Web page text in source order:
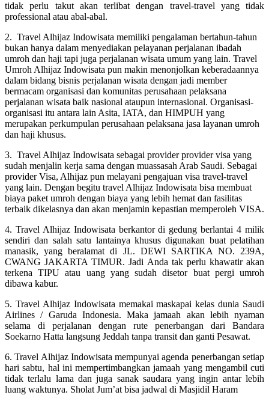
tidak perlu takut akan terlibat dengan travel-travel yang tidak
professional atau abal-abal.
2. Travel Alhijaz Indowisata memiliki pengalaman bertahun-tahun
bukan hanya dalam menyediakan pelayanan perjalanan ibadah
umroh dan haji tapi juga perjalanan wisata umum yang lain. Travel
Umroh Alhijaz Indowisata pun makin menonjolkan keberadaannya
dalam bidang bisnis perjalanan wisata dengan jadi member
bermacam organisasi dan komunitas perusahaan pelaksana
perjalanan wisata baik nasional ataupun internasional. Organisasi-
organisasi itu antara lain Asita, IATA, dan HIMPUH yang
merupakan perkumpulan perusahaan pelaksana jasa layanan umroh
dan haji khusus.
3. Travel Alhijaz Indowisata sebagai provider provider visa yang
sudah menjalin kerja sama dengan muassasah Arab Saudi. Sebagai
provider Visa, Alhijaz pun melayani pengajuan visa travel-travel
yang lain. Dengan begitu travel Alhijaz Indowisata bisa membuat
biaya paket umroh dengan biaya yang lebih hemat dan fasilitas
terbaik dikelasnya dan akan menjamin kepastian memperoleh VISA.
4. Travel Alhijaz Indowisata berkantor di gedung berlantai 4 milik
sendiri dan salah satu lantainya khusus digunakan buat pelatihan
manasik, yang beralamat di JL. DEWI SARTIKA NO. 239A,
CWANG JAKARTA TIMUR. Jadi Anda tak perlu khawatir akan
terkena TIPU atau uang yang sudah disetor buat pergi umroh
dibawa kabur.
5. Travel Alhijaz Indowisata memakai maskapai kelas dunia Saudi
Airlines / Garuda Indonesia. Maka jamaah akan lebih nyaman
selama di perjalanan dengan rute penerbangan dari Bandara
Soekarno Hatta langsung Jeddah tanpa transit dan ganti Pesawat.
6. Travel Alhijaz Indowisata mempunyai agenda penerbangan setiap
hari sabtu, hal ini mempertimbangkan jamaah yang mengambil cuti
tidak terlalu lama dan juga sanak saudara yang ingin antar lebih
luang waktunya. Sholat Jum’at bisa jadwal di Masjidil Haram